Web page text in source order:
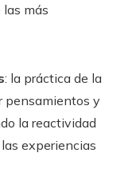
las más
: la práctica de la
pensamientos y
la reactividad
experiencias